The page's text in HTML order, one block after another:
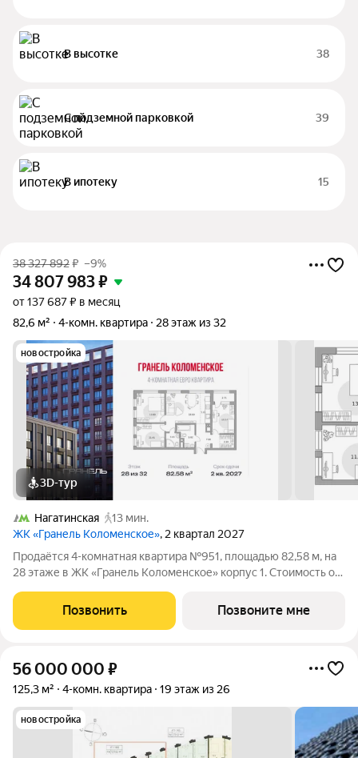
В высотке 38
С подземной парковкой 39
В ипотеку 15
38 327 892₽ –9%
34 807 983₽
от 137 687 ₽ в месяц
82,6 м²
4-комн. квартира 28 этаж из 32
новостройка
3D-тур
Нагатинская
13 мин.
ЖК «Гранель Коломенское», 2 квартал 2027
Продаётся 4-комнатная квартира №951, площадью 82,58 м, на
28 этаже в ЖК «Гранель Коломенское» корпус 1. Стоимость от
окна на улицу. Жилой квартал «Гранель Коломенское»
расположился на юге
Позвонить Позвоните мне
56 000 000 ₽
125,3 м² 4-комн. квартира 19 этаж из 26
новостройка